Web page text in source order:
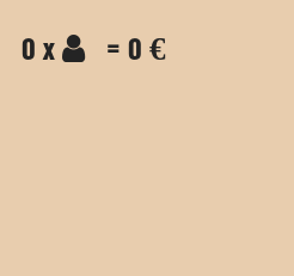
0 x = 0 €